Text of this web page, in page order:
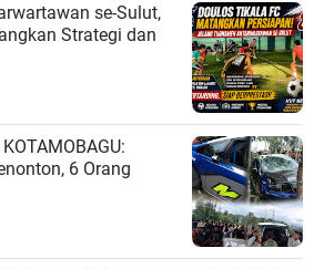
se-Sulut,
Strategi dan
6 Orang